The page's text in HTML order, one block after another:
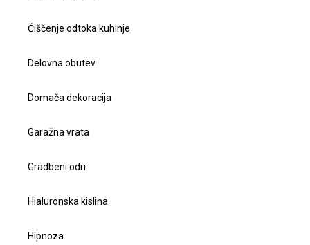
Čiščenje odtoka kuhinje
Delovna obutev
Domača dekoracija
Garažna vrata
Gradbeni odri
Hialuronska kislina
Hipnoza